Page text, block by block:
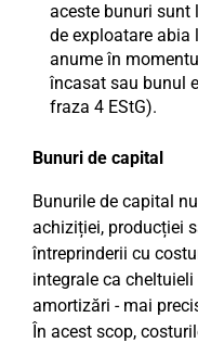
aceste bunuri sunt
de exploatare abia
anume în
încasat sau bunul
fraza 4 EStG).
Bunuri de capital
Bunurile de capital
achiziției, producției
întreprinderii cu
integrale ca
amortizări - mai
În acest scop,